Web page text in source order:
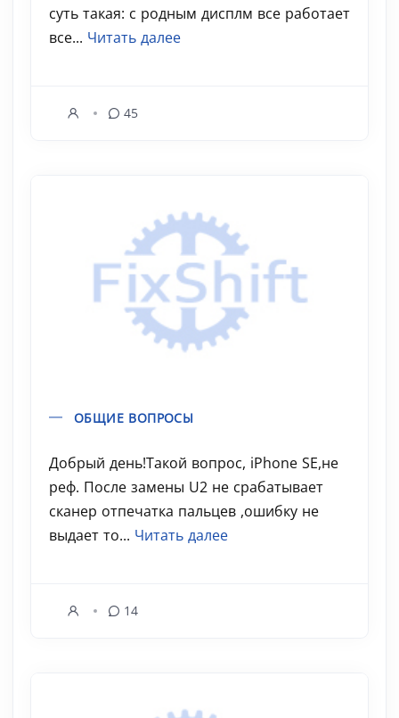
суть такая: с родным дисплм все работает
все... Читать далее
45
ОБЩИЕ ВОПРОСЫ
Добрый день!Такой вопрос, iPhone SE,не
реф. После замены U2 не срабатывает
сканер отпечатка пальцев ,ошибку не
выдает то... Читать далее
14